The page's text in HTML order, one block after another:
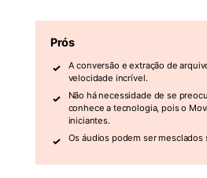
Prós
A conversão e extração de
velocidade incrível.
Não há necessidade de se
conhece a tecnologia, pois o
iniciantes.
Os áudios podem ser mesclados